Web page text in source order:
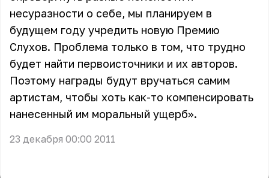
несуразности о себе, мы планируем в
будущем году учредить новую Премию
Слухов. Проблема только в том, что трудно
будет найти первоисточники и их авторов.
Поэтому награды будут вручаться самим
артистам, чтобы хоть как-то компенсировать
нанесенный им моральный ущерб».
23 декабря 00:00 2011